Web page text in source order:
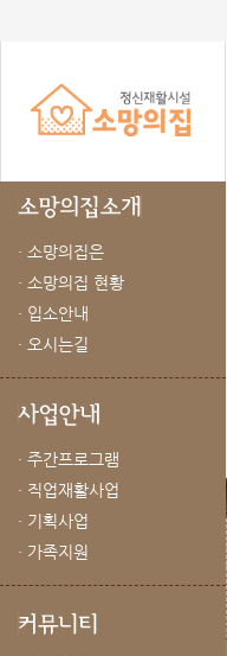
· 소망의집은
· 소망의집 현황
· 입소안내
· 오시는길
· 주간프로그램
· 직업재활사업
· 기획사업
· 가족지원